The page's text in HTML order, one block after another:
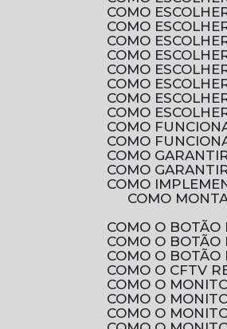
COMO
COMO
COMO
COMO
COMO
COMO
COMO
COMO
COMO
COMO
COMO
COMO
COMO
COMO MONTAR UM SISTEMA DE CIRCUITO FECHADO DE TV RESIDENCIAL PARA AUMENTAR A SEGURANÇA DA SUA
COMO O
COMO O
COMO O
COMO O CFTV
COMO O
COMO O
COMO O